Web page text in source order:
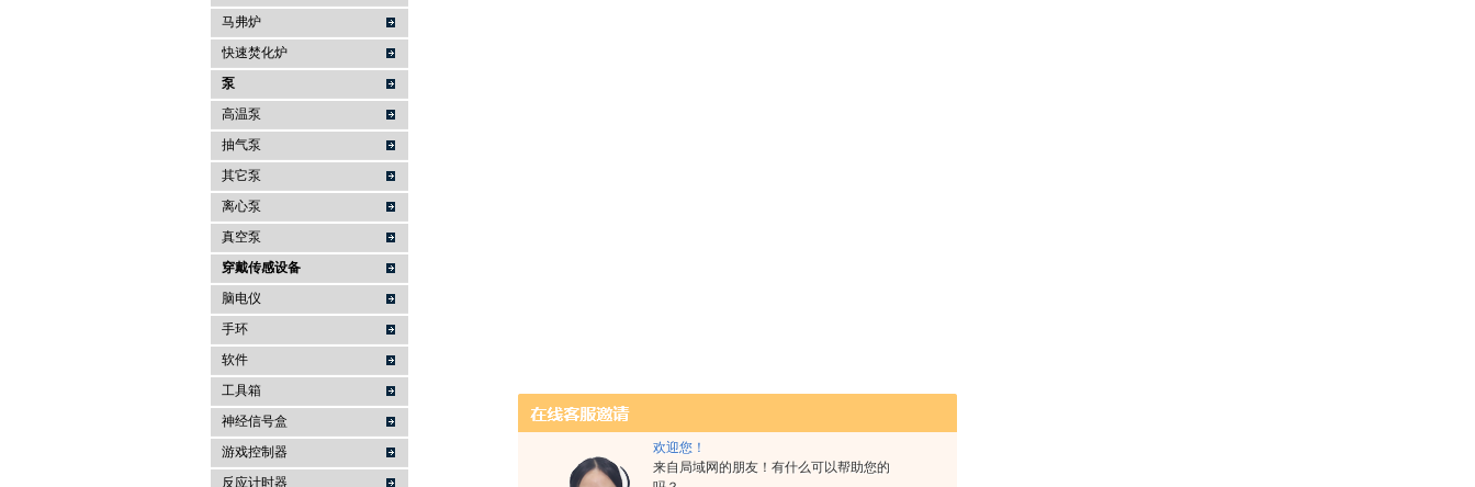
欢迎您！
来自局域网的朋友！有什么可以帮助您的
马弗炉
快速焚化炉
泵
高温泵
抽气泵
其它泵
离心泵
真空泵
穿戴传感设备
脑电仪
手环
软件
工具箱
神经信号盒
游戏控制器
反应计时器